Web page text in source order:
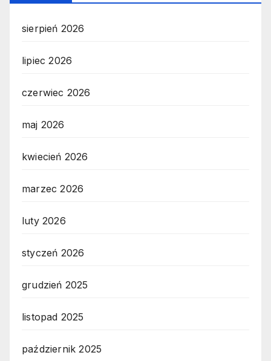
sierpień 2026
lipiec 2026
czerwiec 2026
maj 2026
kwiecień 2026
marzec 2026
luty 2026
styczeń 2026
grudzień 2025
listopad 2025
październik 2025